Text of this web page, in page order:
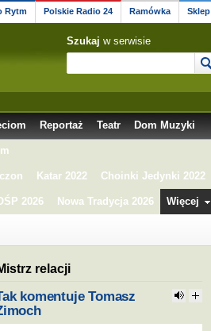
Rytm Polskie Radio 24 Ramówka Sklep
Szukaj w serwisie
Reportaż Teatr Dom Muzyki
Katar 2022 Choinki Jedynki 2022
2026 Nowa Tradycja 2026 Więcej
relacji
komentuje Tomasz